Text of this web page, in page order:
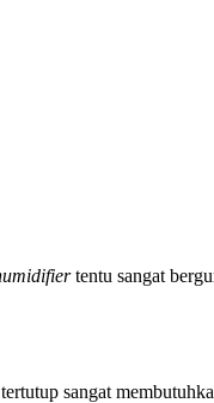
tentu sangat
sangat